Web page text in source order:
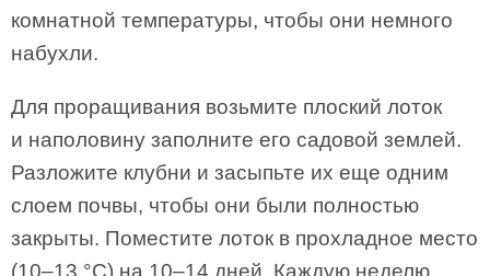
комнатной температуры, чтобы они немного
набухли.
Для проращивания возьмите плоский лоток
и наполовину заполните его садовой землей.
Разложите клубни и засыпьте их еще одним
слоем почвы, чтобы они были полностью
закрыты. Поместите лоток в прохладное место
(10–13 °С) на 10–14 дней. Каждую неделю